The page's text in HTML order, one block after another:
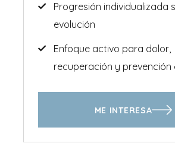
Progresión individualizada
evolución
Enfoque activo para dolor,
recuperación y prevención
ME INTERESA